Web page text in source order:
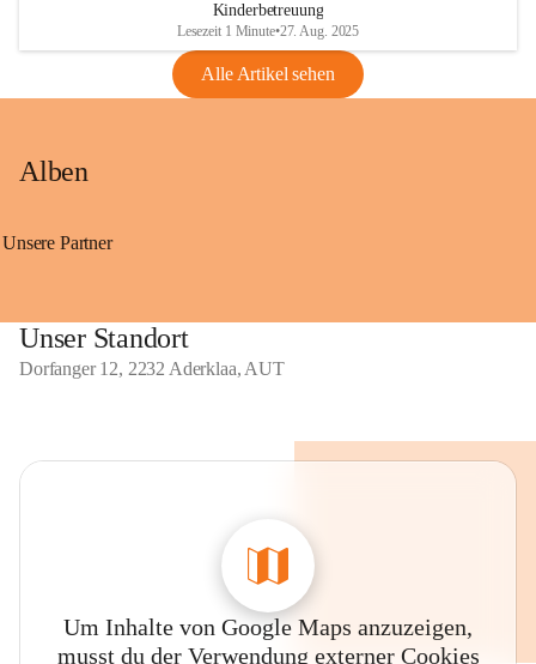
Kinderbetreuung
Lesezeit 1 Minute•27. Aug. 2025
Alle Artikel sehen
Alben
Unsere Partner
Unser Standort
Dorfanger 12, 2232 Aderklaa, AUT
Um Inhalte von Google Maps anzuzeigen,
musst du der Verwendung externer Cookies